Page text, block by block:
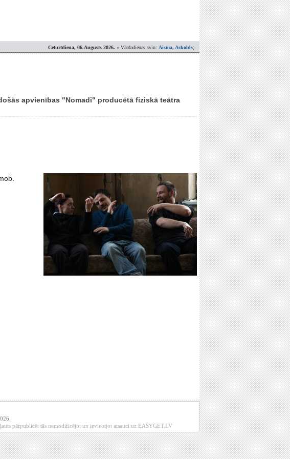
Ceturtdiena, 06.Augusts 2026. » Vārdadienas svin: Aisma, Askolds;
apvienības "Nomadi" producētā fiziskā teātra
pārpublicēt tās nemodificējot un ievieotjot atsauci uz EASYGET.LV